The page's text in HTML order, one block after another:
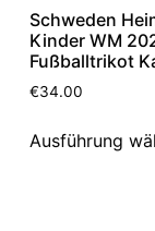
Schweden
Kinder WM
Fußballtrikot
€34.00
Ausführung